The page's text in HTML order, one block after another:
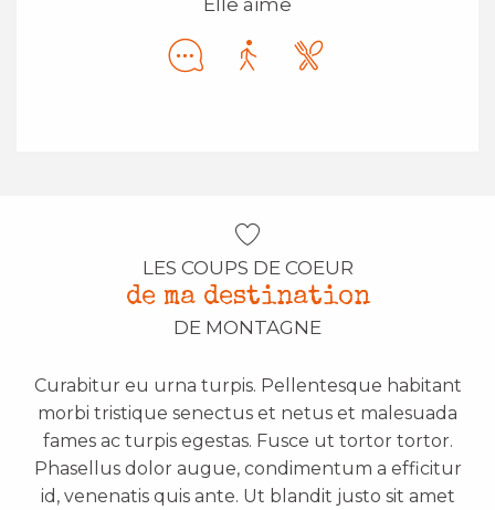
Elle aime
LES COUPS DE COEUR
de ma destination
DE MONTAGNE
Curabitur eu urna turpis. Pellentesque habitant
morbi tristique senectus et netus et malesuada
fames ac turpis egestas. Fusce ut tortor tortor.
Phasellus dolor augue, condimentum a efficitur
id, venenatis quis ante. Ut blandit justo sit amet